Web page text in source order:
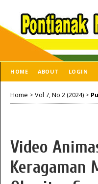
HOME ABOUT LOGIN
Home > Vol 7, No 2 (2024) >
Video
Keragaman